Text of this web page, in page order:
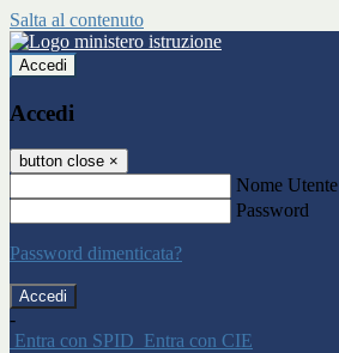
Salta al contenuto
Accedi
Accedi
button close ×
Nome Utente
Password
Password dimenticata?
-
Entra con SPID Entra con CIE